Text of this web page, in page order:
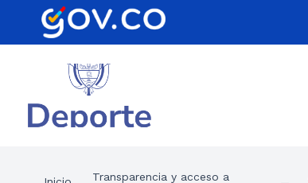
Transparencia y acceso a